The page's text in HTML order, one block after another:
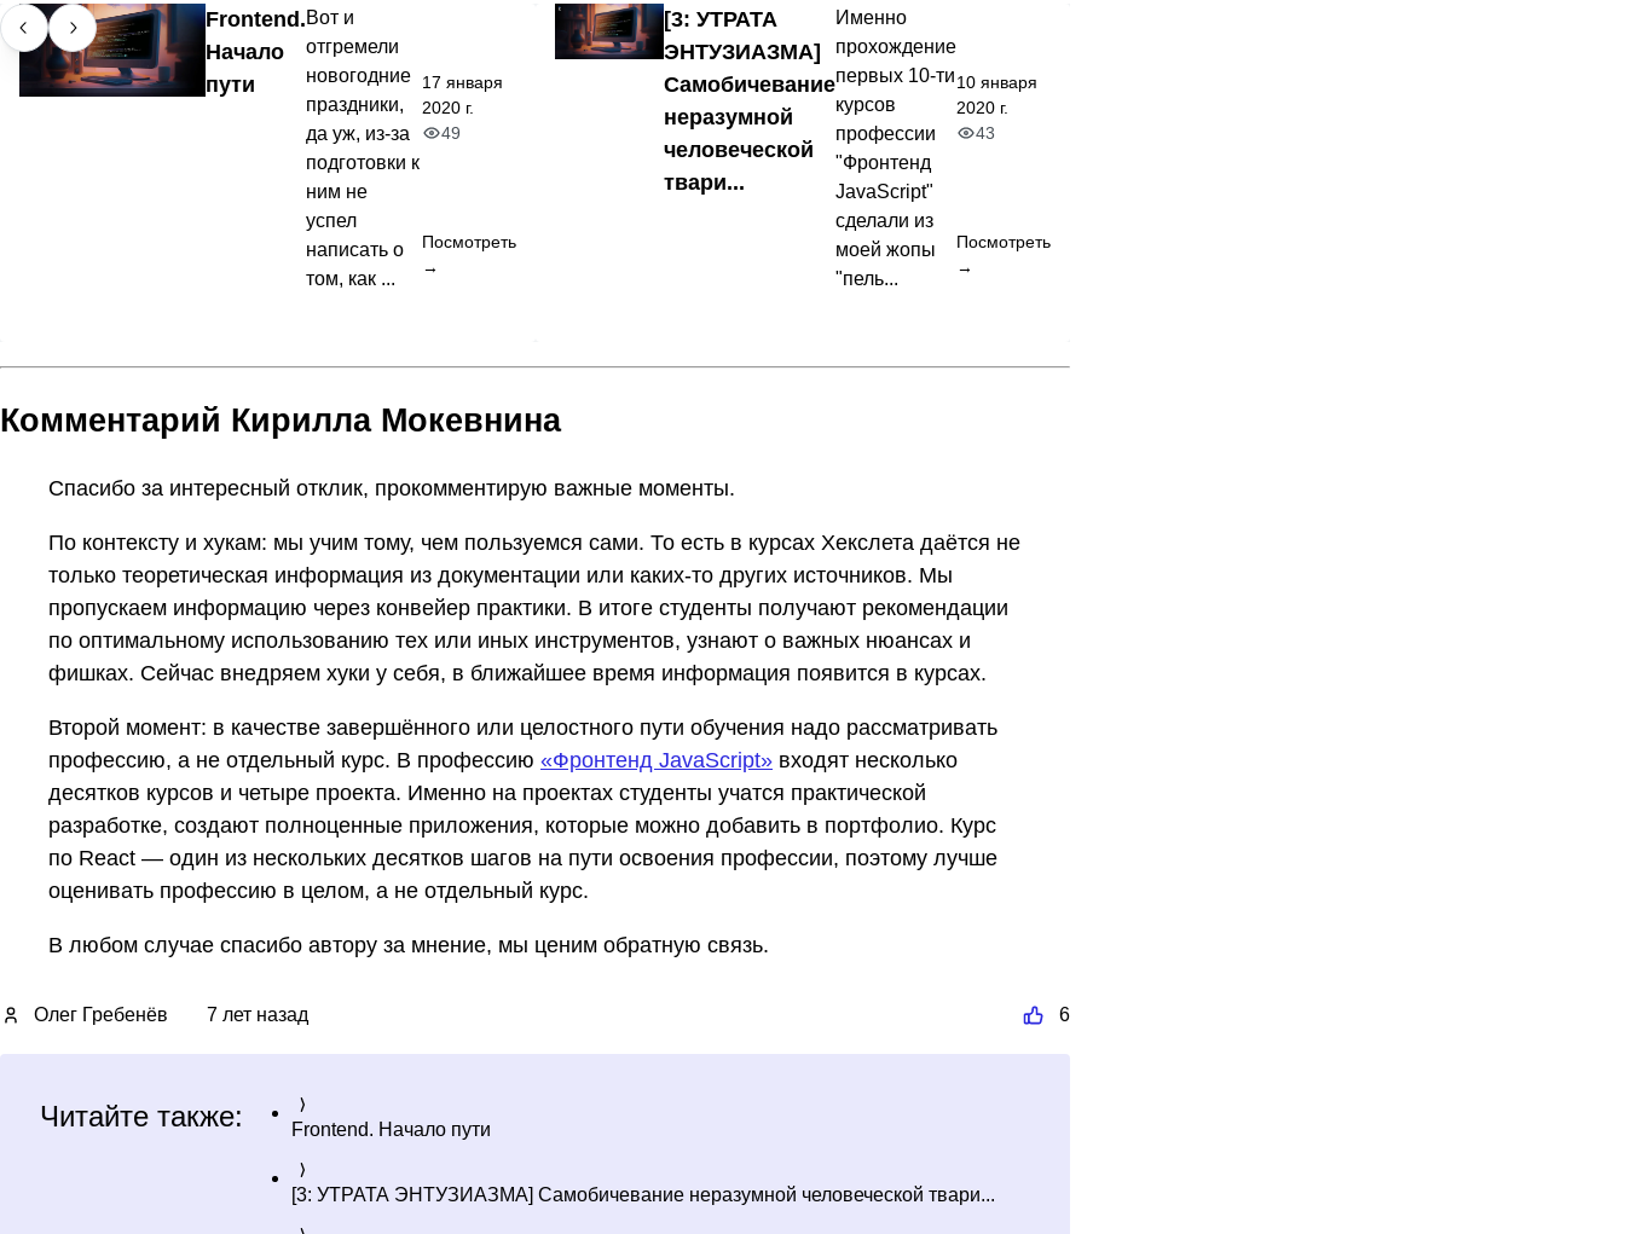
Frontend.
Начало
пути
Вот и
отгремели
новогодние
праздники,
да уж, из-за
подготовки к
ним не
успел
написать о
том, как ...
17 января
2020 г.
49
Посмотреть
→
[3: УТРАТА
ЭНТУЗИАЗМА]
Самобичевание
неразумной
человеческой
твари...
Именно
прохождение
первых 10-ти
курсов
профессии
"Фронтенд
JavaScript"
сделали из
моей жопы
"пель...
10 января
2020 г.
43
Посмотреть
→
Комментарий Кирилла Мокевнина
Спасибо за интересный отклик, прокомментирую важные моменты.
По контексту и хукам: мы учим тому, чем пользуемся сами. То есть в курсах Хекслета даётся не
только теоретическая информация из документации или каких-то других источников. Мы
пропускаем информацию через конвейер практики. В итоге студенты получают рекомендации
по оптимальному использованию тех или иных инструментов, узнают о важных нюансах и
фишках. Сейчас внедряем хуки у себя, в ближайшее время информация появится в курсах.
Второй момент: в качестве завершённого или целостного пути обучения надо рассматривать
профессию, а не отдельный курс. В профессию «Фронтенд JavaScript» входят несколько
десятков курсов и четыре проекта. Именно на проектах студенты учатся практической
разработке, создают полноценные приложения, которые можно добавить в портфолио. Курс
по React — один из нескольких десятков шагов на пути освоения профессии, поэтому лучше
оценивать профессию в целом, а не отдельный курс.
В любом случае спасибо автору за мнение, мы ценим обратную связь.
Олег Гребенёв 7 лет назад 6
Читайте также: Frontend. Начало пути
[3: УТРАТА ЭНТУЗИАЗМА] Самобичевание неразумной человеческой твари...